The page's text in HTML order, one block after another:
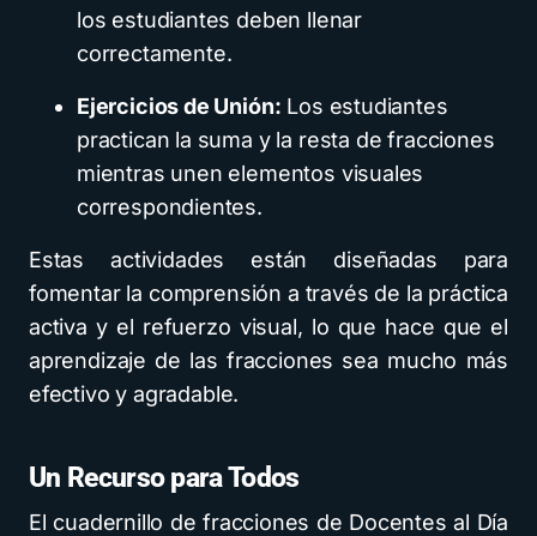
los estudiantes deben llenar
correctamente.
Ejercicios de Unión: Los estudiantes
practican la suma y la resta de fracciones
mientras unen elementos visuales
correspondientes.
Estas actividades están diseñadas para
fomentar la comprensión a través de la práctica
activa y el refuerzo visual, lo que hace que el
aprendizaje de las fracciones sea mucho más
efectivo y agradable.
Un Recurso para Todos
El cuadernillo de fracciones de Docentes al Día